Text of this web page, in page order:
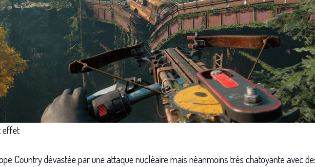
effet
Country dévastée par une attaque nucléaire mais néanmoins très chatoyante avec